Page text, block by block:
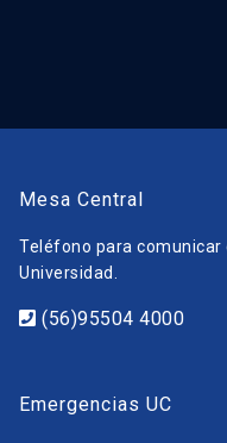
Mesa Central
Teléfono para comunicar
Universidad.
(56)95504 4000
Emergencias UC